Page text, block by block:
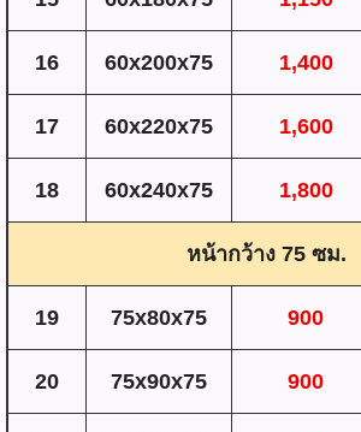
16 60x200x75 1,400
17 60x220x75 1,600
18 60x240x75 1,800
หน้ากว้าง 75 ซม.
19 75x80x75 900
20 75x90x75 900